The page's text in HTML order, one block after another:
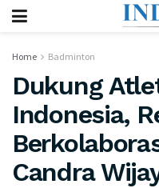
Home Badminton
Dukung
Indonesia,
Candra